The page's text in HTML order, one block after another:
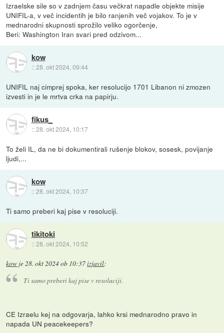
Izraelske sile so v zadnjem času večkrat napadle objekte misije
UNIFIL-a, v več incidentih je bilo ranjenih več vojakov. To je v
mednarodni skupnosti sprožilo veliko ogorčenje,
Beri: Washington Iran svari pred odzivom...
kow
::28. okt 2024, 09:44
UNIFIL naj cimprej spoka, ker resolucijo 1701 Libanon ni zmozen
izvesti in je le mrtva crka na papirju.
fikus_
::28. okt 2024, 10:17
To želi IL, da ne bi dokumentirali rušenje blokov, sosesk, povijanje
ljudi,...
kow
::28. okt 2024, 10:37
Ti samo preberi kaj pise v resoluciji.
tikitoki
::28. okt 2024, 10:52
kow je28. okt 2024 ob 10:37izjavil:
Ti samo preberi kaj pise v resoluciji.
CE Izraelu kej na odgovarja, lahko krsi mednarodno pravo in
napada UN peacekeepers?